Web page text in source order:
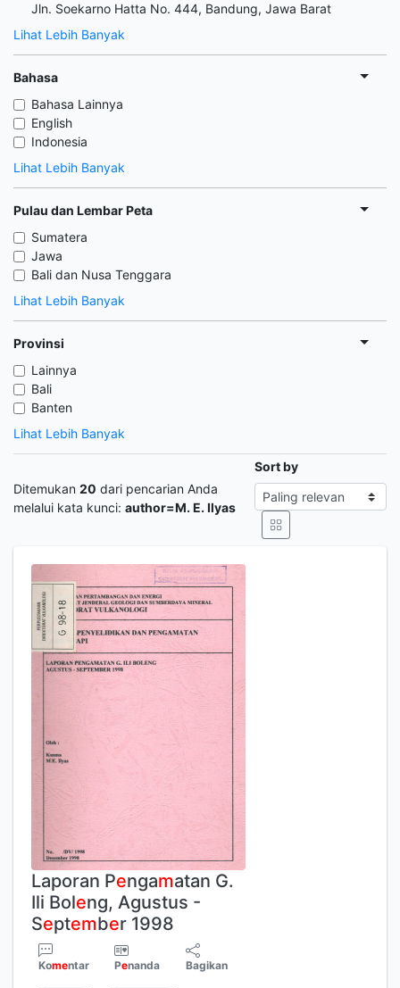
Jln. Soekarno Hatta No. 444, Bandung, Jawa Barat
Lihat Lebih Banyak
Bahasa
Bahasa Lainnya
English
Indonesia
Lihat Lebih Banyak
Pulau dan Lembar Peta
Sumatera
Jawa
Bali dan Nusa Tenggara
Lihat Lebih Banyak
Provinsi
Lainnya
Bali
Banten
Lihat Lebih Banyak
Ditemukan 20 dari pencarian Anda
melalui kata kunci: author=M. E. Ilyas
Sort by
Laporan Pengamatan G.
Ili Boleng, Agustus -
September 1998
Komentar Penanda Bagikan